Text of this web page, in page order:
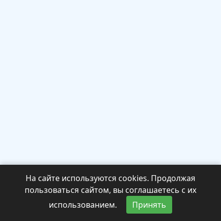
На сайте используются cookies. Продолжая
пользоваться сайтом, вы соглашаетесь с их
использованием.
Принять